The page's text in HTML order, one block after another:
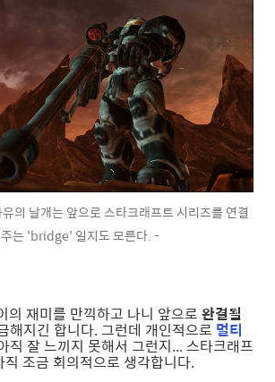
의 날개는 앞으로 스타크래프트 시리즈를 연결
는 'bridge' 일지도 모른다. -
의 재미를 만끽하고 나니 앞으로 완결될
해지긴 합니다. 그런데 개인적으로 멀티
직 잘 느끼지 못해서 그런지... 스타크래프
조금 회의적으로 생각합니다.